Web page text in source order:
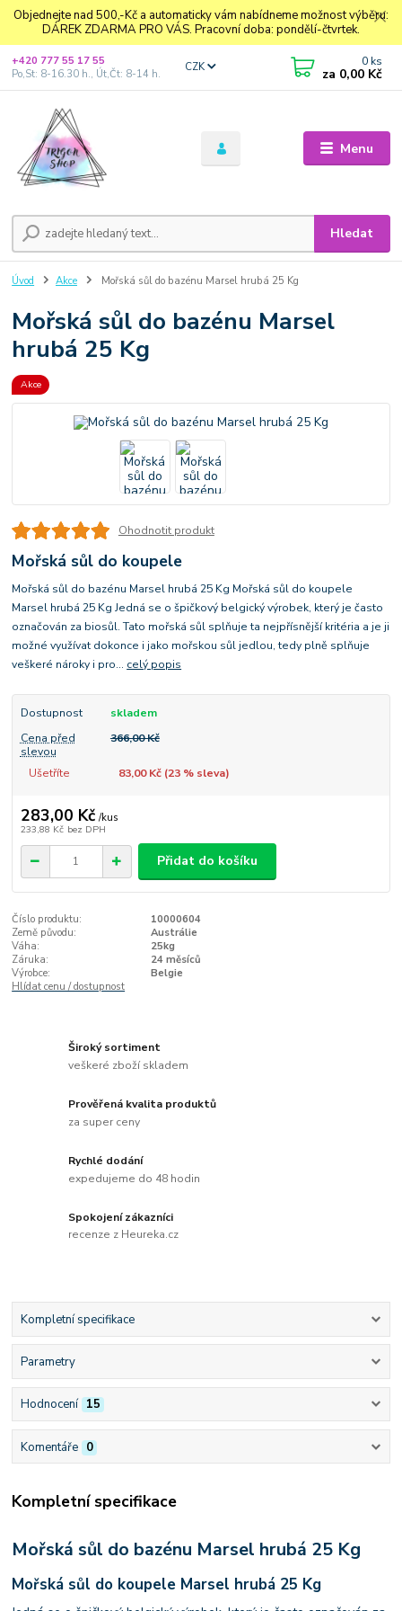
Objednejte nad 500,-Kč a automaticky vám nabídneme možnost výběru:
DÁREK ZDARMA PRO VÁS. Pracovní doba: pondělí-čtvrtek.
Menu
CZK
Hledat
+420 777 55 17 55
Po,St: 8-16.30 h., Út,Čt: 8-14 h.
0 ks
za 0,00 Kč
Úvod Akce Mořská sůl do bazénu Marsel hrubá 25 Kg
Mořská sůl do bazénu Marsel
hrubá 25 Kg
Akce
Ohodnotit produkt
Mořská sůl do koupele
Mořská sůl do bazénu Marsel hrubá 25 Kg Mořská sůl do koupele
Marsel hrubá 25 Kg Jedná se o špičkový belgický výrobek, který je často
označován za biosůl. Tato mořská sůl splňuje ta nejpřísnější kritéria a je ji
možné využívat dokonce i jako mořskou sůl jedlou, tedy plně splňuje
veškeré nároky i pro... celý popis
Dostupnost
skladem
Cena před
slevou
366,00 Kč
Ušetříte 83,00 Kč (23% sleva)
283,00 Kč /kus
233,88 Kč bez DPH
Přidat do košíku
Číslo produktu:
10000604
Země původu:
Austrálie
Váha:
25kg
Záruka:
24 měsíců
Výrobce:
Belgie
Hlídat cenu / dostupnost
Široký sortiment
veškeré zboží skladem
Prověřená kvalita produktů
za super ceny
Rychlé dodání
expedujeme do 48 hodin
Spokojení zákazníci
recenze z Heureka.cz
Kompletní specifikace
Parametry
Hodnocení 15
Komentáře 0
Kompletní specifikace
Mořská sůl do bazénu Marsel hrubá 25 Kg
Mořská sůl do koupele Marsel hrubá 25 Kg